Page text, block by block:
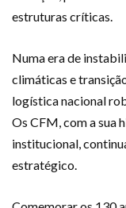
estruturas críticas.
Numa era de
climáticas e
logística nacional
Os CFM, com a sua
institucional,
estratégico.